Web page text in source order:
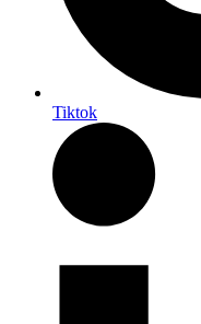
Tiktok